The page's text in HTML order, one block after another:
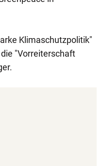
Klimaschutzpolitik"
"Vorreiterschaft